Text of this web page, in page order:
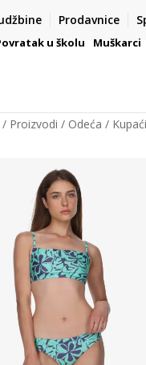
Prodavnice
VAŽNO OBAVEŠTENJE ZA
u školu Muškarci
Proizvodi Odeća